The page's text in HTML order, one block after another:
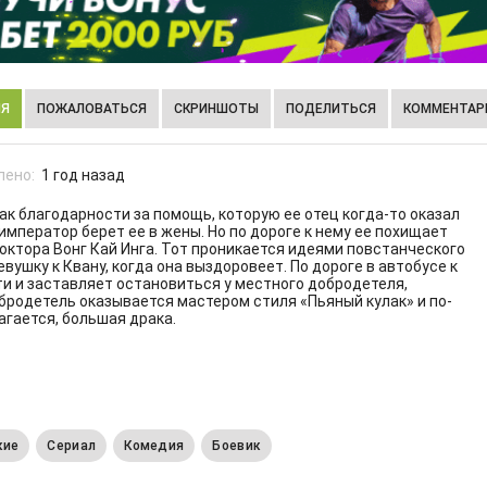
ПОЖАЛОВАТЬСЯ СКРИНШОТЫ ПОДЕЛИТЬСЯ
1 год назад
благодарности за помощь, которую ее отец когда-то оказал
берет ее в жены. Но по дороге к нему ее похищает
Вонг Кай Инга. Тот проникается идеями повстанческого
к Квану, когда она выздоровеет. По дороге в автобусе к
и заставляет остановиться у местного добродетеля,
оказывается мастером стиля «Пьяный кулак» и по-
большая драка.
Сериал Комедия Боевик